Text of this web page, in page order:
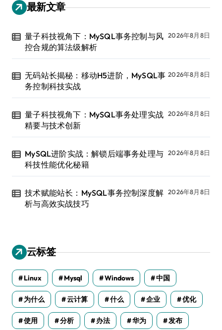
最新文章
量子科技视角下：MySQL事务控制与风
控合规的算法级解析
2026年8月8日
无码站长揭秘：移动H5进阶，MySQL事
务控制科技实战
2026年8月8日
量子科技视角下：MySQL事务处理实战
精要与技术创新
2026年8月8日
MySQL进阶实战：解锁后端事务处理与
科技性能优化秘籍
2026年8月8日
技术赋能站长：MySQL事务控制深度解
析与高效实战技巧
2026年8月8日
云标签
Linux Mysql Windows 中国
为什么 云计算 什么 企业 优化
使用 分析 办法 华为 发布